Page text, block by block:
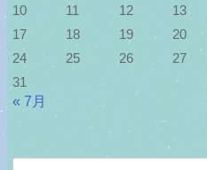
10
11 12 13
17
18 19 20
24
25 26 27
31
« 7月